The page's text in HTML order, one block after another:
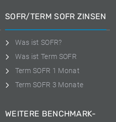
SOFR/TERM SOFR ZINSEN
Was ist SOFR?
Was ist Term SOFR
Term SOFR 1 Monat
Term SOFR 3 Monate
WEITERE BENCHMARK-